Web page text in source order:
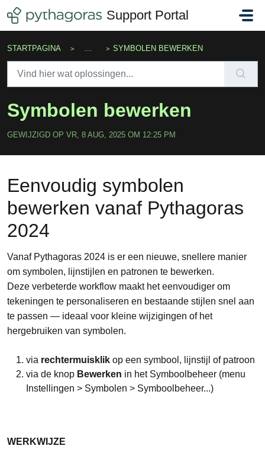
Doorgaan naar hoofdinhoud
Support Portal
STARTPAGINA ... SYMBOLEN BEWERKEN
Symbolen bewerken
GEWIJZIGD OP VR, 8 AUG, 2025 OM 12:25 PM
Eenvoudig symbolen
bewerken vanaf Pythagoras
2024
Vanaf Pythagoras 2024 is er een nieuwe, snellere manier
om symbolen, lijnstijlen en patronen te bewerken.
Deze verbeterde workflow maakt het eenvoudiger om
tekeningen te personaliseren en bestaande stijlen snel aan
te passen — ideaal voor kleine wijzigingen of het
hergebruiken van symbolen.
via rechtermuisklik op een symbool, lijnstijl of patroon
via de knop Bewerken in het Symboolbeheer (menu
Instellingen > Symbolen > Symboolbeheer...)
WERKWIJZE